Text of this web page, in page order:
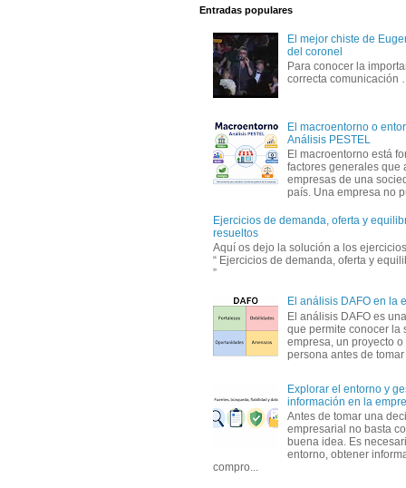
Entradas populares
El mejor chiste de
del coronel
Para conocer la
correcta
El macroentorno o
Análisis PESTEL
El macroentorno está
factores generales que
empresas de una
país. Una empresa no
Ejercicios de demanda, oferta y
resueltos
Aquí os dejo la solución a los
“ Ejercicios de demanda, oferta y
”
El análisis DAFO en la
El análisis DAFO es
que permite conocer la
empresa, un proyecto
persona antes de
Explorar el entorno y
información en la
Antes de tomar una
empresarial no basta
buena idea. Es
entorno, obtener
compro...